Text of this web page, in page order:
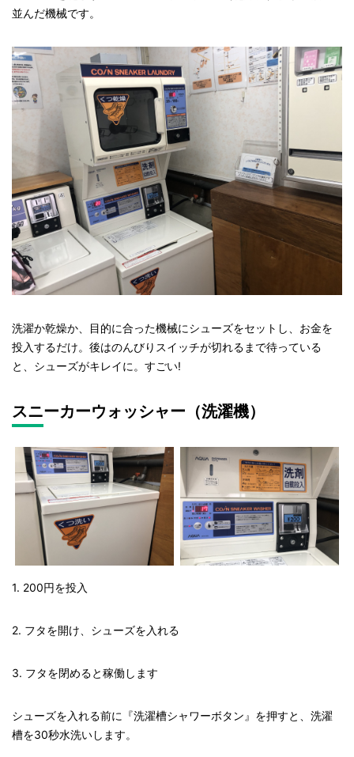
並んだ機械です。
洗濯か乾燥か、目的に合った機械にシューズをセットし、お金を
投入するだけ。後はのんびりスイッチが切れるまで待っている
と、シューズがキレイに。すごい!
スニーカーウォッシャー（洗濯機）
1. 200円を投入
2. フタを開け、シューズを入れる
3. フタを閉めると稼働します
シューズを入れる前に『洗濯槽シャワーボタン』を押すと、洗濯
槽を30秒水洗いします。